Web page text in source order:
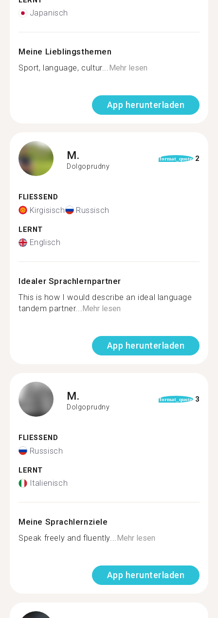
Japanisch
Meine Lieblingsthemen
Sport, language, cultur...Mehr lesen
App herunterladen
M.
Dolgoprudny
format_quote 2
FLIESSEND
Kirgisisch Russisch
LERNT
Englisch
Idealer Sprachlernpartner
This is how I would describe an ideal language
tandem partner...Mehr lesen
App herunterladen
M.
Dolgoprudny
format_quote 3
FLIESSEND
Russisch
LERNT
Italienisch
Meine Sprachlernziele
Speak freely and fluently...Mehr lesen
App herunterladen